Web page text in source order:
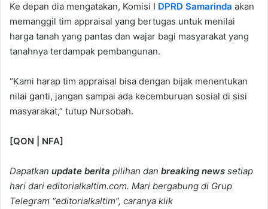
Ke depan dia mengatakan, Komisi I DPRD Samarinda akan
memanggil tim appraisal yang bertugas untuk menilai
harga tanah yang pantas dan wajar bagi masyarakat yang
tanahnya terdampak pembangunan.
“Kami harap tim appraisal bisa dengan bijak menentukan
nilai ganti, jangan sampai ada kecemburuan sosial di sisi
masyarakat,” tutup Nursobah.
[QON | NFA]
Dapatkan update berita pilihan dan breaking news setiap
hari dari editorialkaltim.com. Mari bergabung di Grup
Telegram “editorialkaltim”, caranya klik